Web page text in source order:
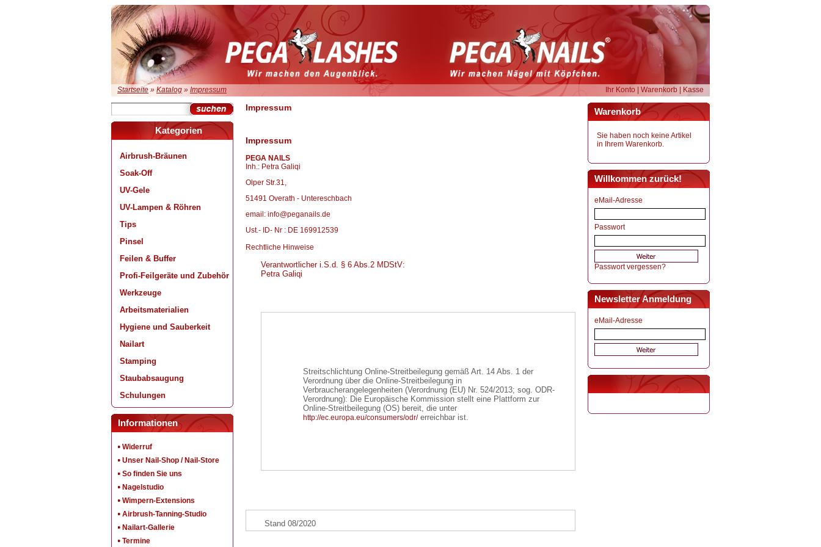
Startseite » Katalog » Impressum Ihr Konto Warenkorb Kasse
Kategorien
Airbrush-Bräunen
Soak-Off
UV-Gele
UV-Lampen & Röhren
Tips
Pinsel
Feilen & Buffer
Profi-Feilgeräte und Zubehör
Werkzeuge
Arbeitsmaterialien
Hygiene und Sauberkeit
Nailart
Stamping
Staubabsaugung
Schulungen
Informationen
Widerruf
Unser Nail-Shop / Nail-Store
So finden Sie uns
Nagelstudio
Wimpern-Extensions
Airbrush-Tanning-Studio
Nailart-Gallerie
Termine
Impressum
Impressum
PEGA NAILS
Inh.: Petra Galiqi
Olper Str.31,
51491 Overath - Untereschbach
email: info@peganails.de
Ust.- ID- Nr : DE 169912539
Rechtliche Hinweise
Verantwortlicher i.S.d. § 6 Abs.2 MDStV:
Petra Galiqi
Streitschlichtung Online-Streitbeilegung gemäß Art. 14 Abs. 1 der
Verordnung über die Online-Streitbeilegung in
Verbraucherangelegenheiten (Verordnung (EU) Nr. 524/2013; sog. ODR-
Verordnung): Die Europäische Kommission stellt eine Plattform zur
Online-Streitbeilegung (OS) bereit, die unter
http://ec.europa.eu/consumers/odr/erreichbar ist.
Stand 08/2020
Warenkorb
Sie haben noch keine Artikel
in Ihrem Warenkorb.
Willkommen zurück!
eMail-Adresse
Passwort
Passwort vergessen?
Newsletter Anmeldung
eMail-Adresse